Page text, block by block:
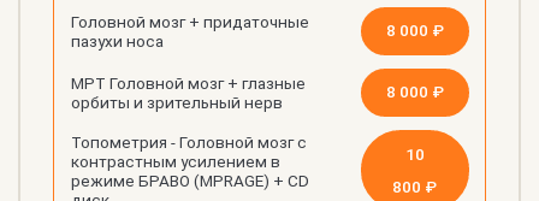
Головной мозг + придаточные
пазухи носа
8 000 ₽
МРТ Головной мозг + глазные
орбиты и зрительный нерв
8 000 ₽
Топометрия - Головной мозг с
контрастным усилением в
режиме БРАВО (MPRAGE) + CD
10
800 ₽